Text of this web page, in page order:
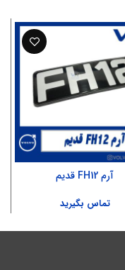
آرم FH12 قدیم
تماس بگیرید